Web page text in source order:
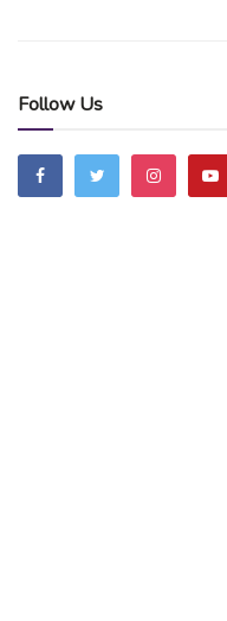
Follow Us